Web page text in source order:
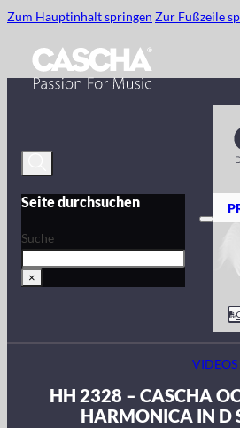
Zum Hauptinhalt springen Zur Fußzeile
Seite durchsuchen
Suche
×
VIDEOS
HH 2328 – CASCHA
HARMONICA IN D